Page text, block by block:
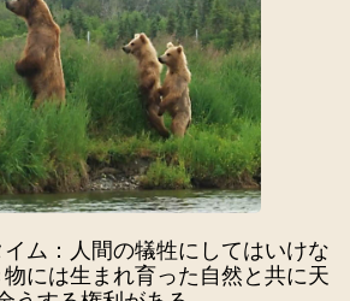
ム：人間の犠牲にしてはいけな
には生まれ育った自然と共に天